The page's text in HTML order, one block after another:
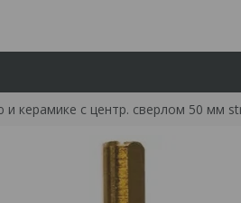
керамике с центр. сверлом 50 мм